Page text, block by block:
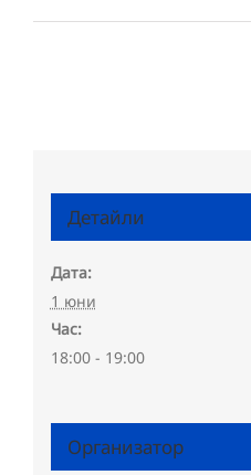
Детайли
Дата:
1 юни
Час:
18:00 - 19:00
Организатор